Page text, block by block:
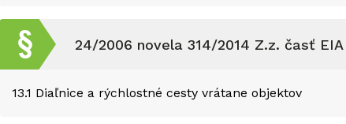
24/2006 novela 314/2014 Z.z. časť EIA
13.1 Diaľnice a rýchlostné cesty vrátane objektov